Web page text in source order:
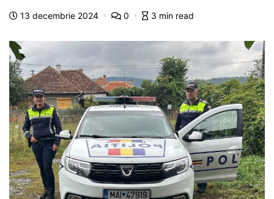
o
k
p n
m g z
13 decembrie 2024 0 3 min read